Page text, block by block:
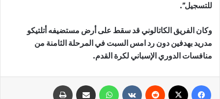
للتسجيل”.
وكان الفريق الكاتالوني قد سقط على أرض مستضيفه أتلتيكو
مدريد بهدفين دون رد امس السبت في المرحلة الثامنة من
منافسات الدوري الإسباني لكرة القدم.
واتساب